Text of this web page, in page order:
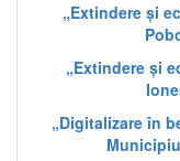
„Extindere și
„Extindere și
„Digitalizare în